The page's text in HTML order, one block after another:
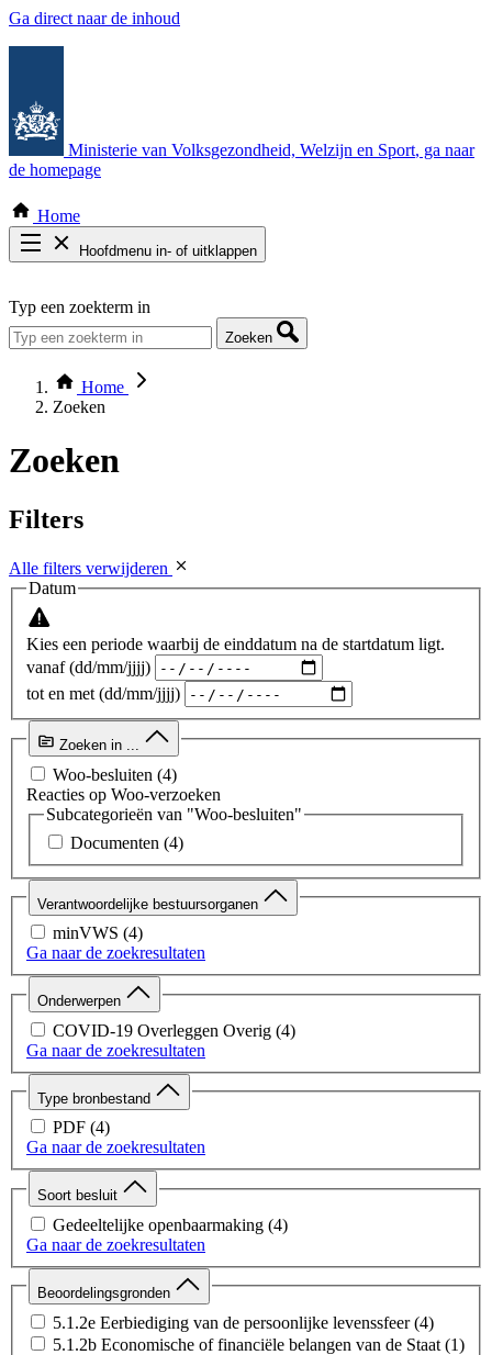
Ga direct naar de inhoud
Ministerie van Volksgezondheid, Welzijn en Sport, ga naar
de homepage
Home
Hoofdmenu in- of uitklappen
Thema COVID-19
Bekijk per bestuursorgaan
Typ een zoekterm in
Zoeken
Home
Zoeken
Zoeken
Filters
Alle filters verwijderen
Datum
Kies een periode waarbij de einddatum na de startdatum ligt.
vanaf (dd/mm/jjjj)
tot en met (dd/mm/jjjj)
Zoeken in ...
Woo-besluiten (4)
Reacties op Woo-verzoeken
Subcategorieën van "Woo-besluiten"
Documenten (4)
Verantwoordelijke bestuursorganen
minVWS (4)
Ga naar de zoekresultaten
Onderwerpen
COVID-19 Overleggen Overig (4)
Ga naar de zoekresultaten
Type bronbestand
PDF (4)
Ga naar de zoekresultaten
Soort besluit
Gedeeltelijke openbaarmaking (4)
Ga naar de zoekresultaten
Beoordelingsgronden
5.1.2e Eerbiediging van de persoonlijke levenssfeer (4)
5.1.2b Economische of financiële belangen van de Staat (1)